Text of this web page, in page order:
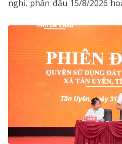
nghỉ, phấn đấu 15/8/2026
triển khai thu phí các tuyến